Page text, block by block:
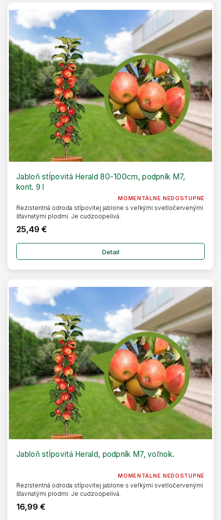
Jabloň stĺpovitá Herald 80-100cm, podpník M7,
kont. 9 l
MOMENTÁLNE NEDOSTUPNÉ
25,49 €
Detail
Rezistentná odroda stĺpovitej jablone s veľkými svetločervenými
šťavnatými plodmi. Je cudzoopelivá.
Jabloň stĺpovitá Herald, podpník M7, voľnok.
MOMENTÁLNE NEDOSTUPNÉ
16,99 €
Rezistentná odroda stĺpovitej jablone s veľkými svetločervenými
šťavnatými plodmi. Je cudzoopelivá.